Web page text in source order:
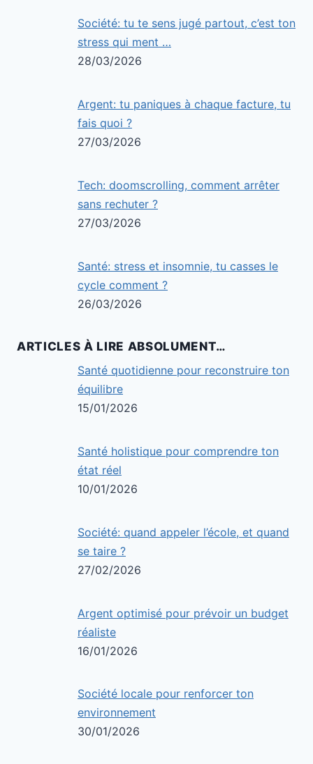
Société: tu te sens jugé partout, c’est ton
stress qui ment …
28/03/2026
Argent: tu paniques à chaque facture, tu
fais quoi ?
27/03/2026
Tech: doomscrolling, comment arrêter
sans rechuter ?
27/03/2026
Santé: stress et insomnie, tu casses le
cycle comment ?
26/03/2026
ARTICLES À LIRE ABSOLUMENT…
Santé quotidienne pour reconstruire ton
équilibre
15/01/2026
Santé holistique pour comprendre ton
état réel
10/01/2026
Société: quand appeler l’école, et quand
se taire ?
27/02/2026
Argent optimisé pour prévoir un budget
réaliste
16/01/2026
Société locale pour renforcer ton
environnement
30/01/2026